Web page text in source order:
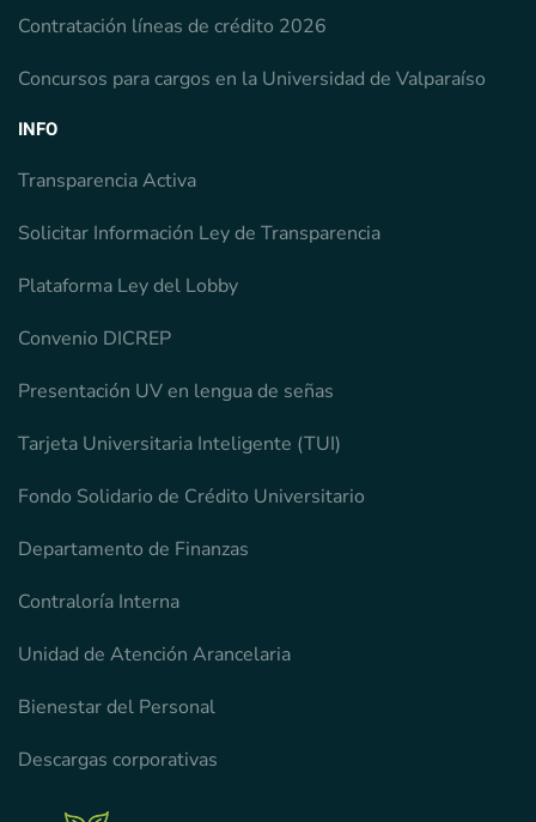
Contratación líneas de crédito 2026
Concursos para cargos en la Universidad de Valparaíso
INFO
Transparencia Activa
Solicitar Información Ley de Transparencia
Plataforma Ley del Lobby
Convenio DICREP
Presentación UV en lengua de señas
Tarjeta Universitaria Inteligente (TUI)
Fondo Solidario de Crédito Universitario
Departamento de Finanzas
Contraloría Interna
Unidad de Atención Arancelaria
Bienestar del Personal
Descargas corporativas